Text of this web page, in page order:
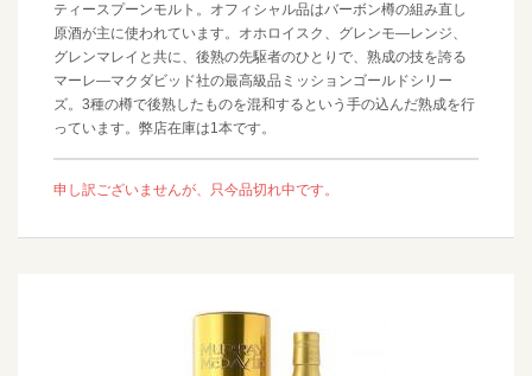
ティースプーンモルト。オフィシャル品はバーボン樽の組み直し
原酒が主に使われています。オホロイスク、グレンモ―レンジ、
グレンマレイと共に、後熟の先駆者のひとりで、熟成の技を誇る
マーレ―マクダビッド社の最高級品ミッションゴールドシリー
ズ。3種の樽で後熟したものを混和するという手の込んだ熟成を行
っています。弊店在庫は1本です。
申し訳ございませんが、只今品切れ中です。